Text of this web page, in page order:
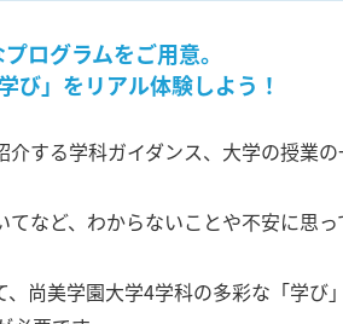
ログラムをご用意。
び」をリアル体験しよう！
する学科ガイダンス、大学の授業
てなど、わからないことや不安に思
尚美学園大学4学科の多彩な「学び